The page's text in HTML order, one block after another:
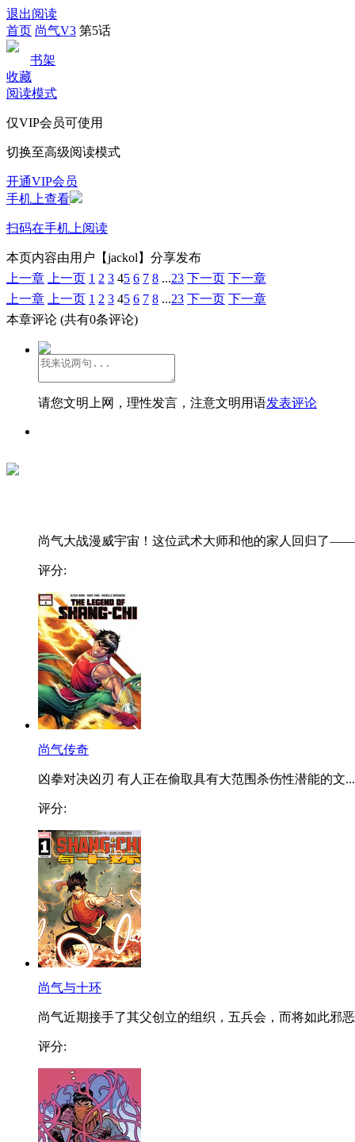
退出阅读
首页 尚气V3 第5话
书架
收藏
阅读模式
仅VIP会员可使用
切换至高级阅读模式
开通VIP会员
手机上查看
扫码在手机上阅读
本页内容由用户【jackol】分享发布
上一章
上一页 1 2 3 45 6 7 8 ...23 下一页 下一章
上一章
上一页 1 2 3 45 6 7 8 ...23 下一页 下一章
本章评论 (共有0条评论)
请您文明上网，理性发言，注意文明用语发表评论
尚气大战漫威宇宙！这位武术大师和他的家人回归了
评分:
尚气传奇
凶拳对决凶刃 有人正在偷取具有大范围杀伤性潜能的文...
评分:
尚气与十环
尚气近期接手了其父创立的组织，五兵会，而将如此邪
评分: